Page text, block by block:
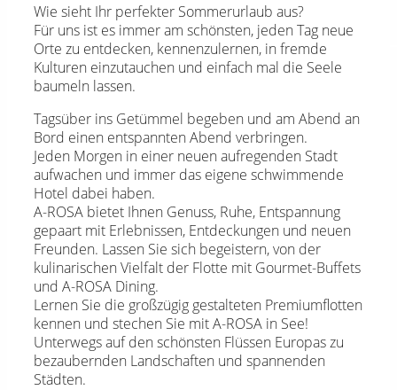
Wie sieht Ihr perfekter Sommerurlaub aus?
Für uns ist es immer am schönsten, jeden Tag neue
Orte zu entdecken, kennenzulernen, in fremde
Kulturen einzutauchen und einfach mal die Seele
baumeln lassen.
Tagsüber ins Getümmel begeben und am Abend an
Bord einen entspannten Abend verbringen.
Jeden Morgen in einer neuen aufregenden Stadt
aufwachen und immer das eigene schwimmende
Hotel dabei haben.
A-ROSA bietet Ihnen Genuss, Ruhe, Entspannung
gepaart mit Erlebnissen, Entdeckungen und neuen
Freunden. Lassen Sie sich begeistern, von der
kulinarischen Vielfalt der Flotte mit Gourmet-Buffets
und A-ROSA Dining.
Lernen Sie die großzügig gestalteten Premiumflotten
kennen und stechen Sie mit A-ROSA in See!
Unterwegs auf den schönsten Flüssen Europas zu
bezaubernden Landschaften und spannenden
Städten.